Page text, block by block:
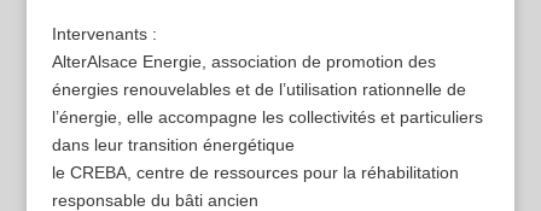
Intervenants :
AlterAlsace Energie, association de promotion des
énergies renouvelables et de l’utilisation rationnelle de
l’énergie, elle accompagne les collectivités et particuliers
dans leur transition énergétique
le CREBA, centre de ressources pour la réhabilitation
responsable du bâti ancien